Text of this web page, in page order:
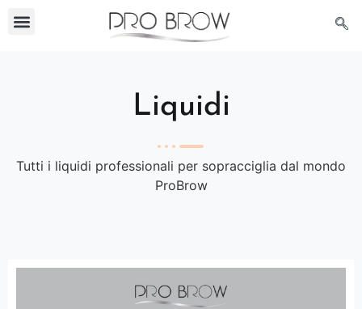
Liquidi
Tutti i liquidi professionali per sopracciglia dal mondo
ProBrow​